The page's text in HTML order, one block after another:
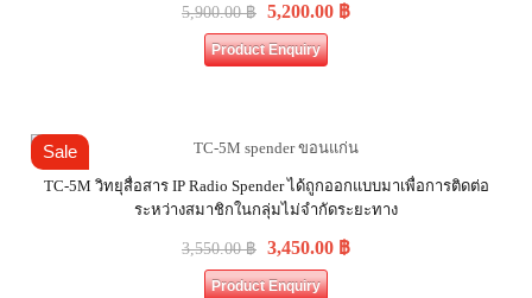
5,900.00฿ 5,200.00 ฿
Product Enquiry
Sale
TC-5M วิทยุสื่อสาร IP Radio Spender ได้ถูกออกแบบมาเพื่อการติดต่อ
ระหว่างสมาชิกในกลุ่มไม่จำกัดระยะทาง
3,550.00฿ 3,450.00 ฿
Product Enquiry